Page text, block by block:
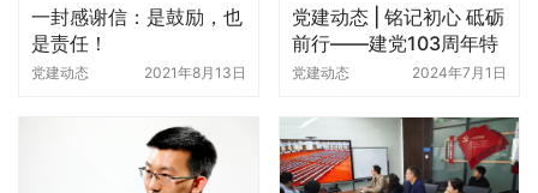
一封感谢信：是鼓励，也
是责任！
党建动态 2021年8月13日
党建动态 | 铭记初心 砥砺
前行——建党103周年特
别活动
党建动态 2024年7月1日